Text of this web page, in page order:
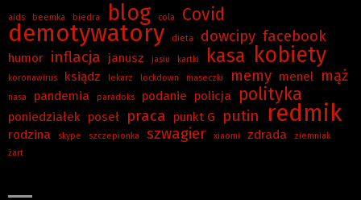
aids beemka biedra blog cola Covid
demotywatory dieta dowcipy facebook
humor inflacja janusz jasiu kartki kasa kobiety
koronawirus ksiądz lekarz lockdown maseczki memy menel mąż
nasa pandemia paradoks podanie policja polityka
poniedziałek poseł praca punkt G putin redmik
rodzina skype szczepionka szwagier xiaomi zdrada
ziemniak
żart